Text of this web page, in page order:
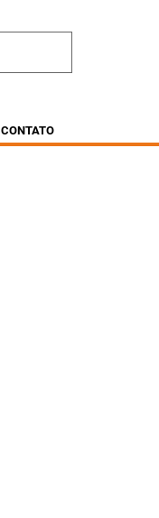
CONTATO